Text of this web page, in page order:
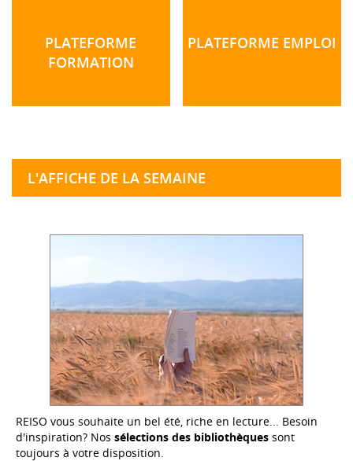
PLATEFORME
FORMATION
PLATEFORME EMPLOI
L'AFFICHE DE LA SEMAINE
REISO vous souhaite un bel été, riche en lecture... Besoin
d'inspiration? Nos sélections des bibliothèques sont
toujours à votre disposition.